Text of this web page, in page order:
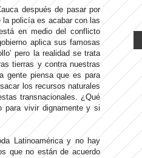
después de pasar por
policía es acabar con las
en medio del conflicto
aplica sus famosas
pero la realidad se trata
tierras y contra nuestras
gente piensa que es para
los recursos naturales
transnacionales. ¿Qué
para vivir dignamente y si
Latinoamérica y no hay
que no están de acuerdo